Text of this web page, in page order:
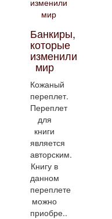
Банкиры,
которые
изменили
мир
Кожаный
переплет.
Переплет
для
книги
является
авторским.
Книгу в
данном
переплете
можно
приобре..